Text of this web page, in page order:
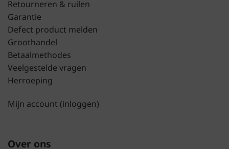
Retourneren & ruilen
Garantie
Defect product melden
Groothandel
Betaalmethodes
Veelgestelde vragen
Herroeping
Mijn account (inloggen)
Over ons